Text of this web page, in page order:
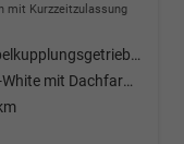
mit Kurzzeitzulassung
Doppelkupplungsgetriebe (DSG)
Pure-White mit Dachfarbe in Deep Black Perleffekt